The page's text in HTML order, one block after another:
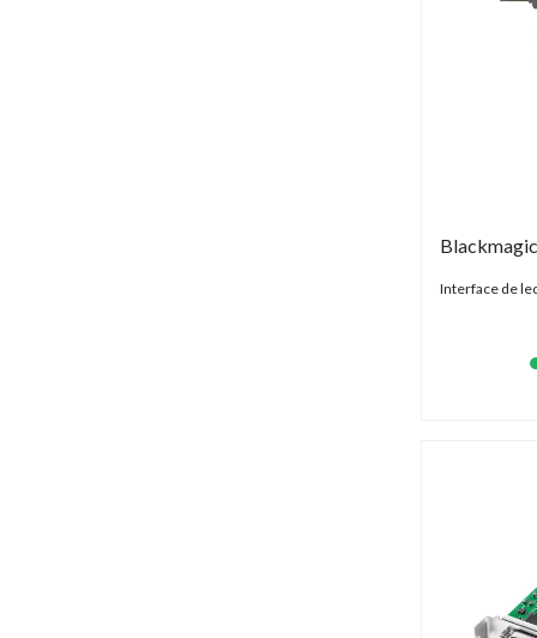
Interface de